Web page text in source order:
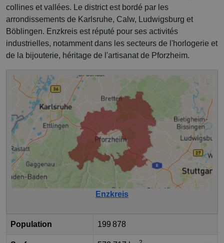
collines et vallées. Le district est bordé par les
arrondissements de Karlsruhe, Calw, Ludwigsburg et
Böblingen. Enzkreis est réputé pour ses activités
industrielles, notamment dans les secteurs de l'horlogerie et
de la bijouterie, héritage de l'artisanat de Pforzheim.
Enzkreis
Population 199 878